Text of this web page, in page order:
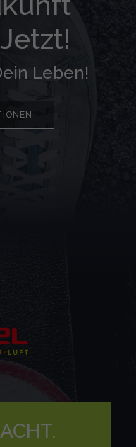
Leben!